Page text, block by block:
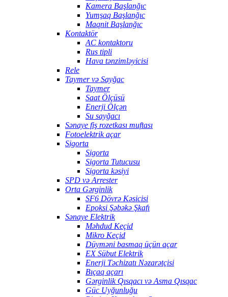
Kamera Başlanğıc
Yumşaq Başlanğıc
Maqnit Başlanğıc
Kontaktör
AC kontaktoru
Rus tipli
Hava tənzimləyicisi
Rele
Taymer və Sayğac
Taymer
Saat Ölçüsü
Enerji Ölçən
Su sayğacı
Sənaye fiş rozetkası muftası
Fotoelektrik açar
Sigorta
Sigorta
Sigorta Tutucusu
Sigorta kəsiyi
SPD və Arrester
Orta Gərginlik
SF6 Dövrə Kəsicisi
Epoksi Şəbəkə Şkafı
Sənaye Elektrik
Məhdud Keçid
Mikro Keçid
Düyməni basmaq üçün açar
EX Sübut Elektrik
Enerji Təchizatı Nəzarətçisi
Bıçaq açarı
Gərginlik Qısqacı və Asma Qısqac
Güc Uyğunluğu